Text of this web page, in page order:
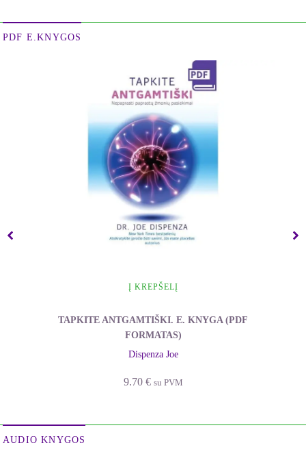
was:
is:
PDF E.KNYGOS
Į KREPŠELĮ
TAPKITE ANTGAMTIŠKI. E. KNYGA (PDF
FORMATAS)
Dispenza Joe
9.70 € su PVM
AUDIO KNYGOS